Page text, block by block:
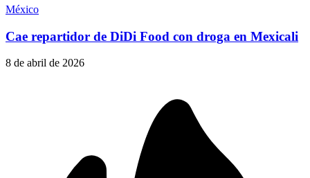
México
Cae repartidor de DiDi Food con droga en Mexicali
8 de abril de 2026